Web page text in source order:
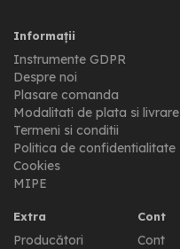
Informații
Instrumente GDPR
Despre noi
Plasare comanda
Modalitati de plata si livrare
Termeni si conditii
Politica de confidentialitate
Cookies
MIPE
Extra
Producători
Cont
Cont